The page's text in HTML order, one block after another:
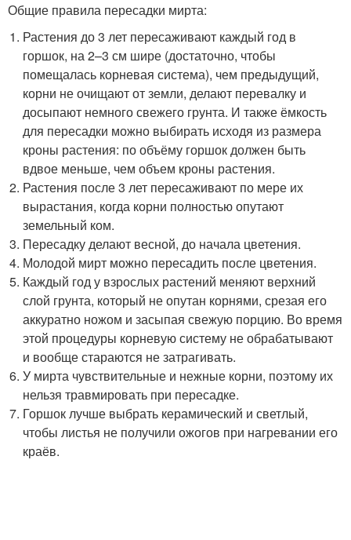
Общие правила пересадки мирта:
Растения до 3 лет пересаживают каждый год в
горшок, на 2–3 см шире (достаточно, чтобы
помещалась корневая система), чем предыдущий,
корни не очищают от земли, делают перевалку и
досыпают немного свежего грунта. И также ёмкость
для пересадки можно выбирать исходя из размера
кроны растения: по объёму горшок должен быть
вдвое меньше, чем объем кроны растения.
Растения после 3 лет пересаживают по мере их
вырастания, когда корни полностью опутают
земельный ком.
Пересадку делают весной, до начала цветения.
Молодой мирт можно пересадить после цветения.
Каждый год у взрослых растений меняют верхний
слой грунта, который не опутан корнями, срезая его
аккуратно ножом и засыпая свежую порцию. Во время
этой процедуры корневую систему не обрабатывают
и вообще стараются не затрагивать.
У мирта чувствительные и нежные корни, поэтому их
нельзя травмировать при пересадке.
Горшок лучше выбрать керамический и светлый,
чтобы листья не получили ожогов при нагревании его
краёв.